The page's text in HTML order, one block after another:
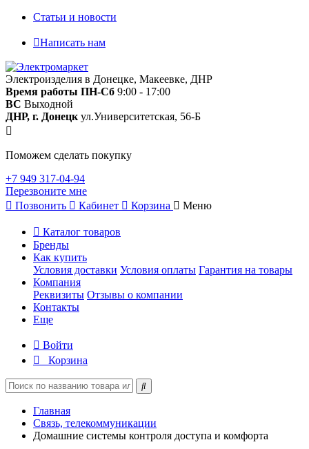
Статьи и новости
Написать нам
Электроизделия в Донецке, Макеевке, ДНР
Время работы ПН-Сб 9:00 - 17:00
ВС Выходной
ДНР, г. Донецк ул.Университетская, 56-Б
Поможем сделать покупку
+7 949 317-04-94
Перезвоните мне
Позвонить
Кабинет Корзина Меню
Каталог товаров
Бренды
Как купить
Условия доставки Условия оплаты Гарантия на товары
Компания
Реквизиты Отзывы о компании
Контакты
Еще
Войти
Корзина
Главная
Связь, телекоммуникации
Домашние системы контроля доступа и комфорта